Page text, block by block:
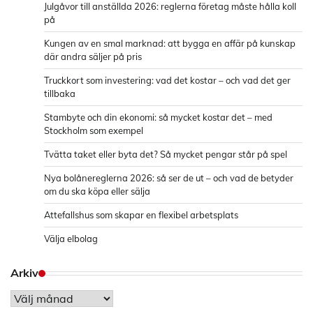
Julgåvor till anställda 2026: reglerna företag måste hålla koll
på
Kungen av en smal marknad: att bygga en affär på kunskap
där andra säljer på pris
Truckkort som investering: vad det kostar – och vad det ger
tillbaka
Stambyte och din ekonomi: så mycket kostar det – med
Stockholm som exempel
Tvätta taket eller byta det? Så mycket pengar står på spel
Nya bolånereglerna 2026: så ser de ut – och vad de betyder
om du ska köpa eller sälja
Attefallshus som skapar en flexibel arbetsplats
Välja elbolag
Arkiv
Arkiv